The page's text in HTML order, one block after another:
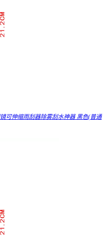
可伸缩雨刮器除雾刮水神器 黑色(普通